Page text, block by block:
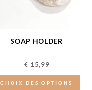
SOAP HOLDER
Note
5.00
sur 5
€ 15,99
CHOIX DES OPTIONS